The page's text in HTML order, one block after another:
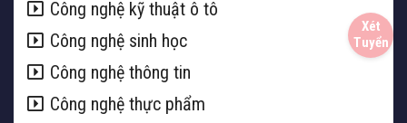
Công nghệ kỹ thuật ô tô
Công nghệ sinh học
Công nghệ thông tin
Công nghệ thực phẩm